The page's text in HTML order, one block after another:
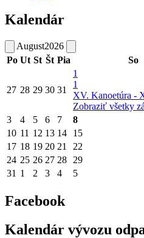
Kalendár
August2026
Po Ut St Št Pia So
27 28 29 30 31
1
1
XV. Kanoetúra -
Zobraziť všetky
3 4 5 6 7 8
10 11 12 13 14 15
17 18 19 20 21 22
24 25 26 27 28 29
31 1 2 3 4 5
Facebook
Kalendár vývozu